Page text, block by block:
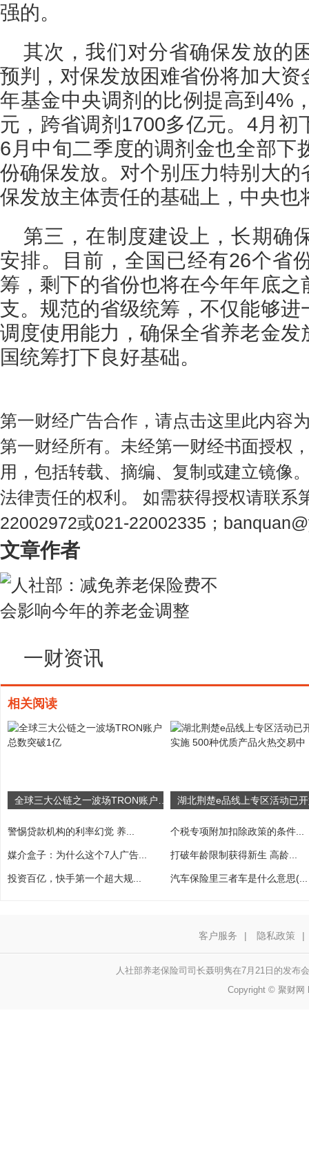
强的。
其次，我们对分省确保发放的
预判，对保发放困难省份将加大
年基金中央调剂的比例提高到4%
元，跨省调剂1700多亿元。4月初
6月中旬二季度的调剂金也全部下
份确保发放。对个别压力特别大
保发放主体责任的基础上，中央也
第三，在制度建设上，长期确
安排。目前，全国已经有26个省
筹，剩下的省份也将在今年年底
支。规范的省级统筹，不仅能够
调度使用能力，确保全省养老金
国统筹打下良好基础。
第一财经广告合作，请点击这里此内容
第一财经所有。未经第一财经书面授权
用，包括转载、摘编、复制或建立镜像
法律责任的权利。 如需获得授权请联系
22002972或021-22002335；
文章作者
一财资讯
相关阅读
警惕贷款机构的利率幻觉 养... 个税专项附加扣除政策的条件...
媒介盒子：为什么这个7人广告... 打破年龄限制获得新生 高龄...
投资百亿，快手第一个超大规... 汽车保险里三者车是什么意思(...
客户服务 | 隐私政策 |
人社部养老保险司司长聂明隽在7月21日的发布
Copyright © 聚财网